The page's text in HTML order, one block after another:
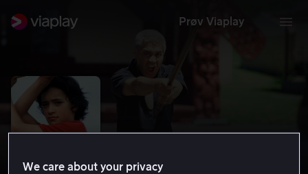
Prøv Viaplay
We care about your privacy